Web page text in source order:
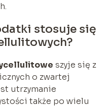
stosuje się
szyje się z
o zwartej
utrzymanie
także po wielu